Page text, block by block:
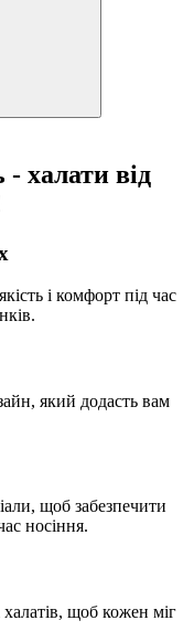
- халати від
і комфорт під час
який додасть вам
щоб забезпечити
носіння.
щоб кожен міг